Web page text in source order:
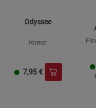
Odyssee
Homer
7,95 €